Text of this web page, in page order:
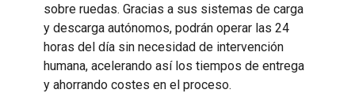
sobre ruedas. Gracias a sus sistemas de carga
y descarga autónomos, podrán operar las 24
horas del día sin necesidad de intervención
humana, acelerando así los tiempos de entrega
y ahorrando costes en el proceso.